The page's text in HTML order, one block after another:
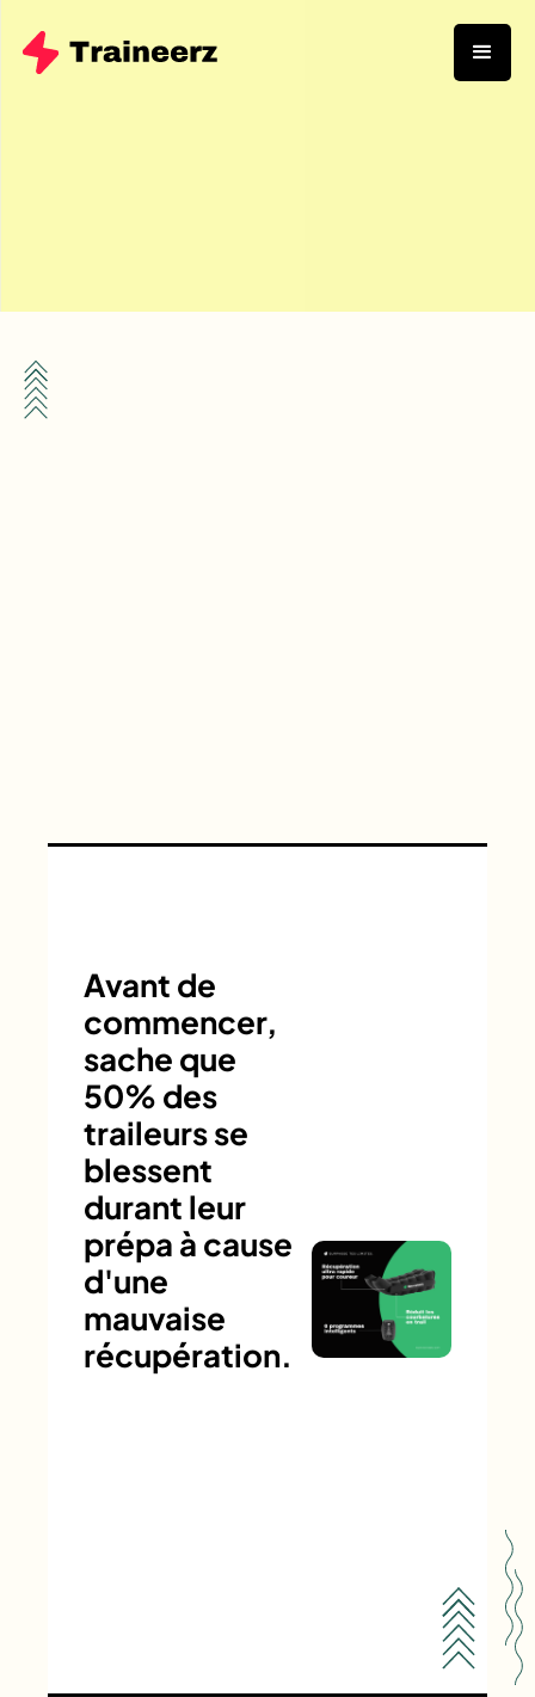
Avant de
commencer,
sache que
50% des
traileurs se
blessent
durant leur
prépa à cause
d'une
mauvaise
récupération.